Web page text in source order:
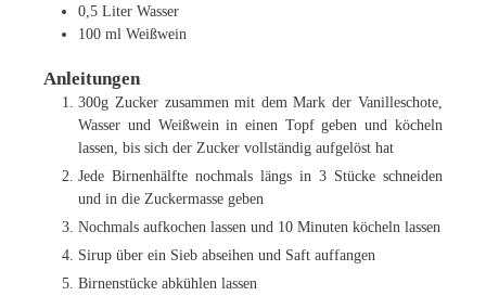
0,5 Liter Wasser
100 ml Weißwein
Anleitungen
300g Zucker zusammen mit dem Mark der Vanilleschote,
Wasser und Weißwein in einen Topf geben und köcheln
lassen, bis sich der Zucker vollständig aufgelöst hat
Jede Birnenhälfte nochmals längs in 3 Stücke schneiden
und in die Zuckermasse geben
Nochmals aufkochen lassen und 10 Minuten köcheln lassen
Sirup über ein Sieb abseihen und Saft auffangen
Birnenstücke abkühlen lassen